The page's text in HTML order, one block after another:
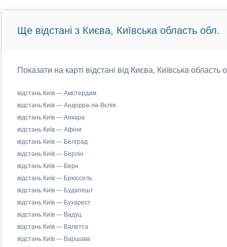
Ще відстані з Києва, Київська область обл.
Показати на карті відстані від Києва, Київська
відстань Київ — Амстердам
відстань Київ — Андорра-ла-Вєлія
відстань Київ — Анкара
відстань Київ — Афіни
відстань Київ — Белград
відстань Київ — Берлін
відстань Київ — Берн
відстань Київ — Брюссель
відстань Київ — Будапешт
відстань Київ — Бухарест
відстань Київ — Вадуц
відстань Київ — Валетта
відстань Київ — Варшава